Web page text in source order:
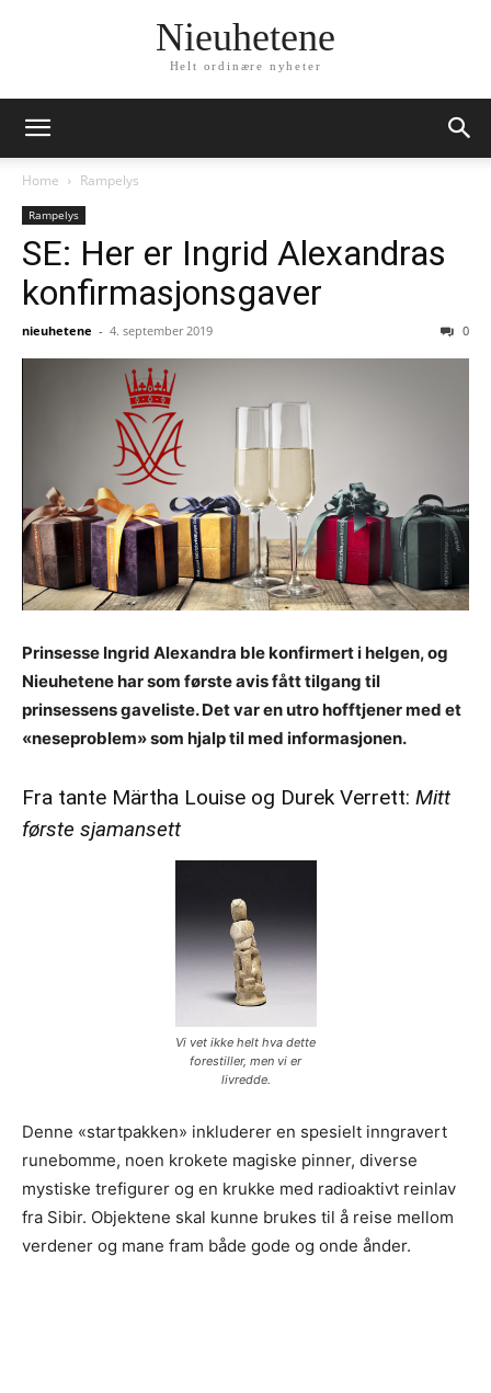
Nieuhetene
Helt ordinære nyheter
Home Rampelys
Rampelys
SE: Her er Ingrid Alexandras
konfirmasjonsgaver
nieuhetene - 4. september 2019 0
Prinsesse Ingrid Alexandra ble konfirmert i helgen, og
Nieuhetene har som første avis fått tilgang til
prinsessens gaveliste. Det var en utro hofftjener med et
«neseproblem» som hjalp til med informasjonen.
Fra tante Märtha Louise og Durek Verrett: Mitt
første sjamansett
Vi vet ikke helt hva dette
forestiller, men vi er
livredde.
Denne «startpakken» inkluderer en spesielt inngravert
runebomme, noen krokete magiske pinner, diverse
mystiske trefigurer og en krukke med radioaktivt reinlav
fra Sibir. Objektene skal kunne brukes til å reise mellom
verdener og mane fram både gode og onde ånder.